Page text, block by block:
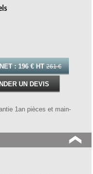
:196 € HT 261 €
UN DEVIS
1an pièces et main-